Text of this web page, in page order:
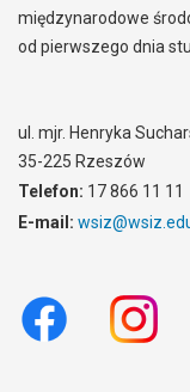
międzynarodowe
od pierwszego dnia
ul. mjr. Henryka
35-225 Rzeszów
Telefon: 17 866 11 11
E-mail: